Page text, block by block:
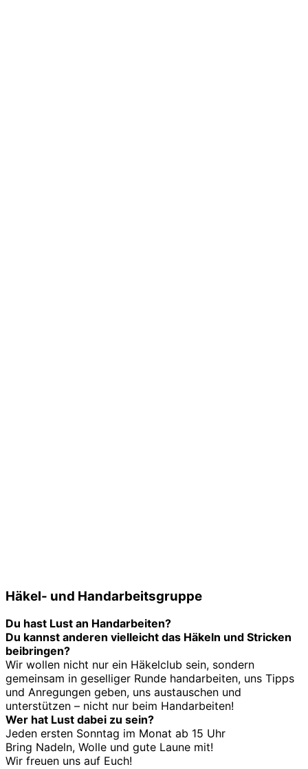
Häkel- und Handarbeitsgruppe
Du hast Lust an Handarbeiten?
Du kannst anderen vielleicht das Häkeln und Stricken
beibringen?
Wir wollen nicht nur ein Häkelclub sein, sondern
gemeinsam in geselliger Runde handarbeiten, uns Tipps
und Anregungen geben, uns austauschen und
unterstützen – nicht nur beim Handarbeiten!
Wer hat Lust dabei zu sein?
Jeden ersten Sonntag im Monat ab 15 Uhr
Bring Nadeln, Wolle und gute Laune mit!
Wir freuen uns auf Euch!